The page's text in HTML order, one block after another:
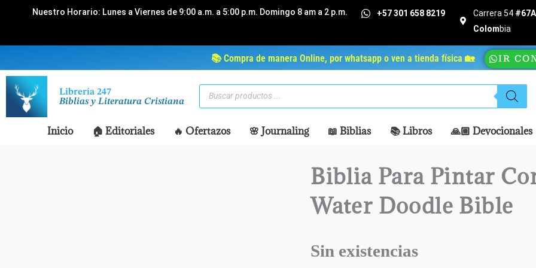
Nuestro Horario: Lunes a Viernes de 9:00 a.m. a 5:00 p.m. Domingo 8 am a 2 p.m. +57 301 658 8219 Carrera 54
Colombia
📚 Compra de manera Online, por whatsapp o ven a tienda física 🏡 IR
Librería 247
Biblias y Literatura Cristiana
Búsqueda
productos
Inicio 🏠 Editoriales 🔥 Ofertazos 🌸 Journaling 📖 Biblias 📚 Libros 🙏🏼 Devocionales
Biblia Para Pintar
Water Doodle Bible
Sin existencias